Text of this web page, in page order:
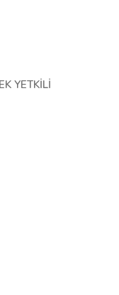
YETKİLİ